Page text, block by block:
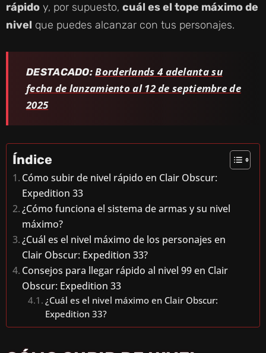
rápido y, por supuesto, cuál es el tope máximo de
nivel que puedes alcanzar con tus personajes.
DESTACADO:Borderlands 4 adelanta su
fecha de lanzamiento al 12 de septiembre de
2025
Índice
Cómo subir de nivel rápido en Clair Obscur:
Expedition 33
¿Cómo funciona el sistema de armas y su nivel
máximo?
¿Cuál es el nivel máximo de los personajes en
Clair Obscur: Expedition 33?
Consejos para llegar rápido al nivel 99 en Clair
Obscur: Expedition 33
¿Cuál es el nivel máximo en Clair Obscur:
Expedition 33?